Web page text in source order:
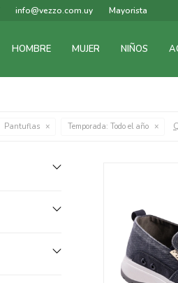
HOMBRE MUJER NIÑOS
info@vezzo.com.uy Mayorista
Pantuflas Temporada: Todo el año